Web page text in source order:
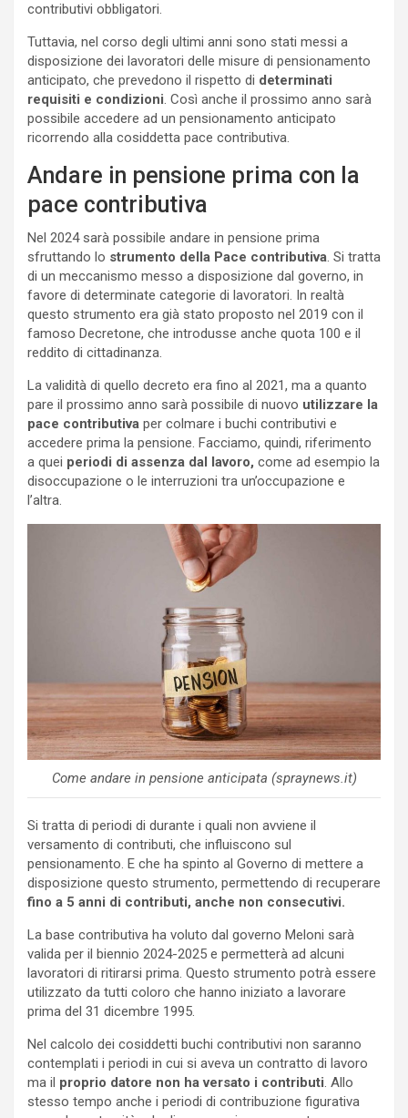
contributivi obbligatori.
Tuttavia, nel corso degli ultimi anni sono stati messi a
disposizione dei lavoratori delle misure di pensionamento
anticipato, che prevedono il rispetto di determinati
requisiti e condizioni. Così anche il prossimo anno sarà
possibile accedere ad un pensionamento anticipato
ricorrendo alla cosiddetta pace contributiva.
Andare in pensione prima con la
pace contributiva
Nel 2024 sarà possibile andare in pensione prima
sfruttando lo strumento della Pace contributiva. Si tratta
di un meccanismo messo a disposizione dal governo, in
favore di determinate categorie di lavoratori. In realtà
questo strumento era già stato proposto nel 2019 con il
famoso Decretone, che introdusse anche quota 100 e il
reddito di cittadinanza.
La validità di quello decreto era fino al 2021, ma a quanto
pare il prossimo anno sarà possibile di nuovo utilizzare la
pace contributiva per colmare i buchi contributivi e
accedere prima la pensione. Facciamo, quindi, riferimento
a quei periodi di assenza dal lavoro, come ad esempio la
disoccupazione o le interruzioni tra un’occupazione e
l’altra.
Come andare in pensione anticipata (spraynews.it)
Si tratta di periodi di durante i quali non avviene il
versamento di contributi, che influiscono sul
pensionamento. E che ha spinto al Governo di mettere a
disposizione questo strumento, permettendo di recuperare
fino a 5 anni di contributi, anche non consecutivi.
La base contributiva ha voluto dal governo Meloni sarà
valida per il biennio 2024-2025 e permetterà ad alcuni
lavoratori di ritirarsi prima. Questo strumento potrà essere
utilizzato da tutti coloro che hanno iniziato a lavorare
prima del 31 dicembre 1995.
Nel calcolo dei cosiddetti buchi contributivi non saranno
contemplati i periodi in cui si aveva un contratto di lavoro
ma il proprio datore non ha versato i contributi. Allo
stesso tempo anche i periodi di contribuzione figurativa